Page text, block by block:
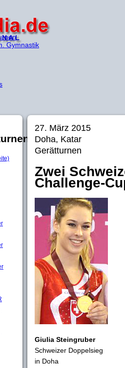
Gymnastik
27. März 2015
Doha, Katar
Gerätturnen
Zwei
Challenge-
Giulia Steingruber
Schweizer Doppelsieg
in Doha